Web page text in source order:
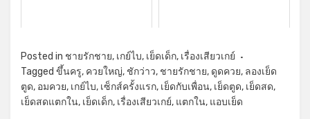
Posted in ชายรักชาย, เกย์ไบ, เย็ดเด็ก, เรื่องเสียวเกย์
Tagged ขึ้นครู, ควยใหญ่, ชักว่าว, ชายรักชาย, ดูดควย, ลองเย็ด
ตูด, อมควย, เกย์ไบ, เซ็กส์ครั้งแรก, เย็ดกับเพื่อน, เย็ดตูด, เย็ดสด,
เย็ดสดแตกใน, เย็ดเด็ก, เรื่องเสียวเกย์, แตกใน, แอบเย็ด